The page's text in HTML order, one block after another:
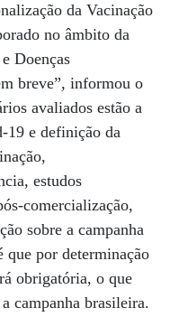
da Vacinação
no âmbito da
Doenças
breve”, informou o
avaliados estão a
19 e definição da
estudos
comercialização,
sobre a campanha
que por determinação
obrigatória, o que
campanha brasileira.